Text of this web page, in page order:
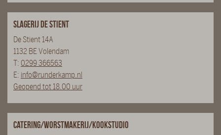
Slagerij De Stient
De Stient 14A
1132 BE Volendam
T: 0299 366563
E: info@runderkamp.nl
Geopend tot 18.00 uur
Catering/Worstmakerij/Kookstudio